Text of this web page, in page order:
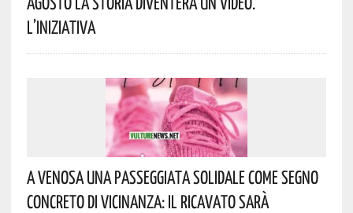
L’iniziativa
A Venosa Una Passeggiata Solidale Come Segno
Concreto Di Vicinanza: Il Ricavato Sarà